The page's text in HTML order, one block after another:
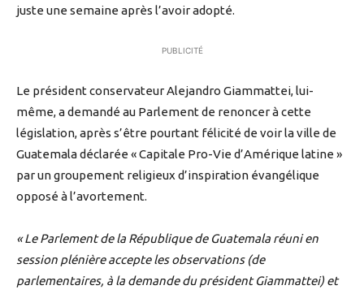
juste une semaine après l’avoir adopté.
PUBLICITÉ
Le président conservateur Alejandro Giammattei, lui-
même, a demandé au Parlement de renoncer à cette
législation, après s’être pourtant félicité de voir la ville de
Guatemala déclarée « Capitale Pro-Vie d’Amérique latine »
par un groupement religieux d’inspiration évangélique
opposé à l’avortement.
« Le Parlement de la République de Guatemala réuni en
session plénière accepte les observations (de
parlementaires, à la demande du président Giammattei) et